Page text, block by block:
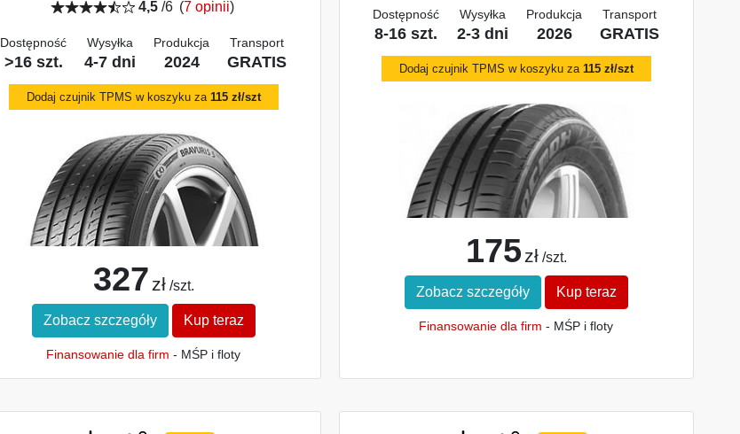
4,5 /6 (7 opinii)
Dostępność
>16 szt.
Wysyłka
4-7 dni
Produkcja
2024
Transport
GRATIS
Dodaj czujnik TPMS w koszyku za 115 zł/szt
327 zł /szt.
Zobacz szczegóły Kup teraz
Finansowanie dla firm - MŚP i floty
Dostępność
8-16 szt.
Wysyłka
2-3 dni
Produkcja
2026
Transport
GRATIS
Dodaj czujnik TPMS w koszyku za 115 zł/szt
175 zł /szt.
Zobacz szczegóły Kup teraz
Finansowanie dla firm - MŚP i floty